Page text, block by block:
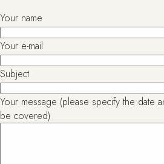
Your name
Your e-mail
Subject
Your message (please specify the date
be covered)